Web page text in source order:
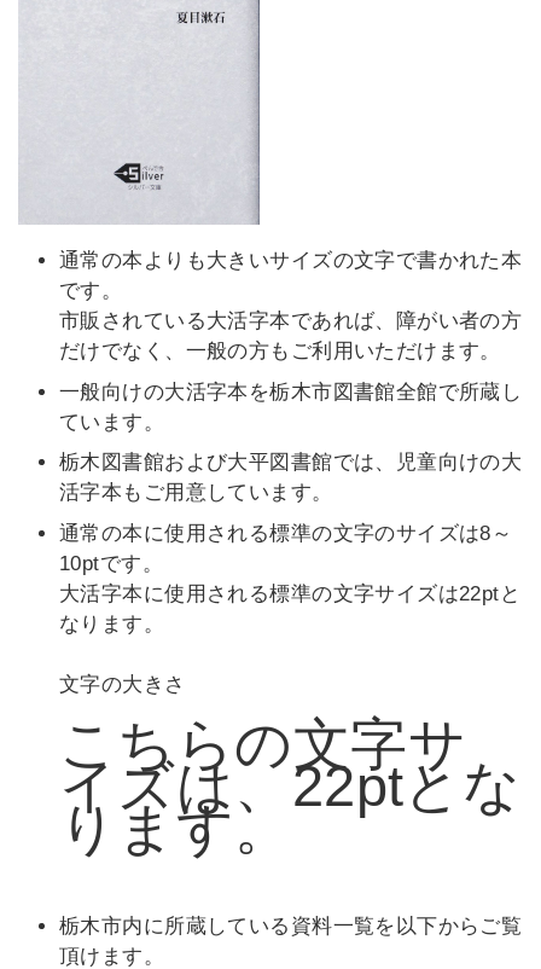
通常の本よりも大きいサイズの文字で書かれた本
です。
市販されている大活字本であれば、障がい者の方
だけでなく、一般の方もご利用いただけます。
一般向けの大活字本を栃木市図書館全館で所蔵し
ています。
栃木図書館および大平図書館では、児童向けの大
活字本もご用意しています。
通常の本に使用される標準の文字のサイズは8～
10ptです。
大活字本に使用される標準の文字サイズは22ptと
なります。
文字の大きさ
こちらの文字サ
イズは、22ptとな
ります。
栃木市内に所蔵している資料一覧を以下からご覧
頂けます。